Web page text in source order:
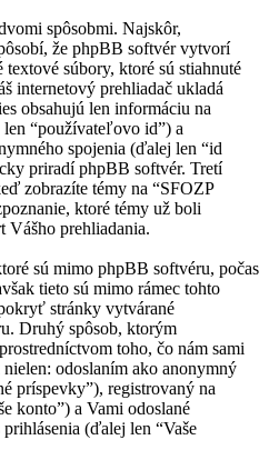
spôsobmi. Najskôr,
že phpBB softvér vytvorí
súbory, ktoré sú stiahnuté
internetový prehliadač ukladá
obsahujú len informáciu na
“používateľovo id”) a
spojenia (ďalej len “id
priradí phpBB softvér. Tretí
zobrazíte témy na “SFOZP
ktoré témy už boli
Vášho prehliadania.
sú mimo phpBB softvéru, počas
tieto sú mimo rámec tohto
stránky vytvárané
Druhý spôsob, ktorým
toho, čo nám sami
odoslaním ako anonymný
príspevky”), registrovaný na
konto”) a Vami odoslané
(ďalej len “Vaše